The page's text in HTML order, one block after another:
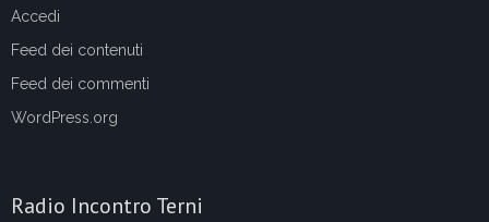
Accedi
Feed dei contenuti
Feed dei commenti
WordPress.org
Radio Incontro Terni